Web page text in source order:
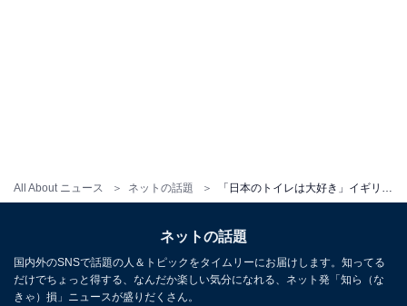
All About ニュース ネットの話題
ネットの話題
国内外のSNSで話題の人＆トピックをタイムリーにお届けします。知ってる
だけでちょっと得する、なんだか楽しい気分になれる、ネット発「知ら（な
きゃ）損」ニュースが盛りだくさん。